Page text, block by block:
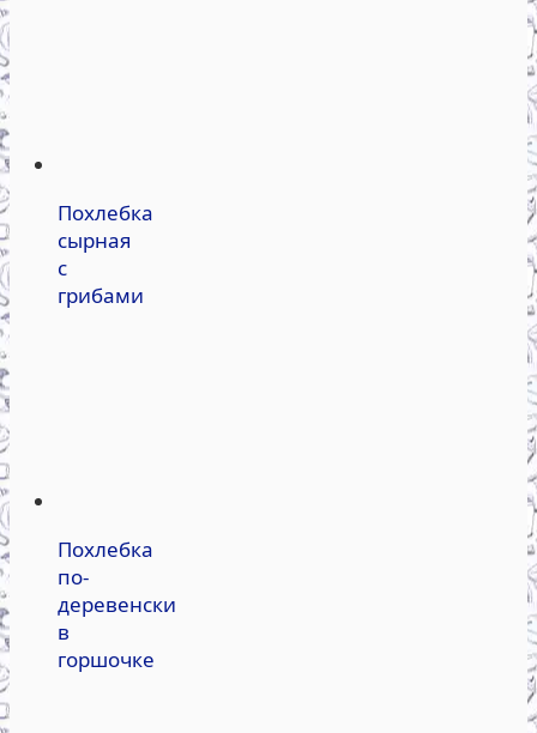
Похлебка
сырная
с
грибами
Похлебка
по-
деревенски
в
горшочке